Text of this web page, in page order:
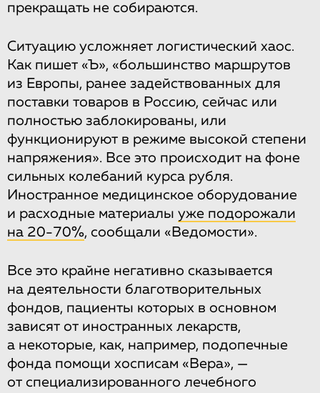
прекращать не собираются.
Ситуацию усложняет логистический хаос.
Как пишет «Ъ», «большинство маршрутов
из Европы, ранее задействованных для
поставки товаров в Россию, сейчас или
полностью заблокированы, или
функционируют в режиме высокой степени
напряжения». Все это происходит на фоне
сильных колебаний курса рубля.
Иностранное медицинское оборудование
и расходные материалы уже подорожали
на 20-70%, сообщали «Ведомости».
Все это крайне негативно сказывается
на деятельности благотворительных
фондов, пациенты которых в основном
зависят от иностранных лекарств,
а некоторые, как, например, подопечные
фонда помощи хосписам «Вера», —
от специализированного лечебного